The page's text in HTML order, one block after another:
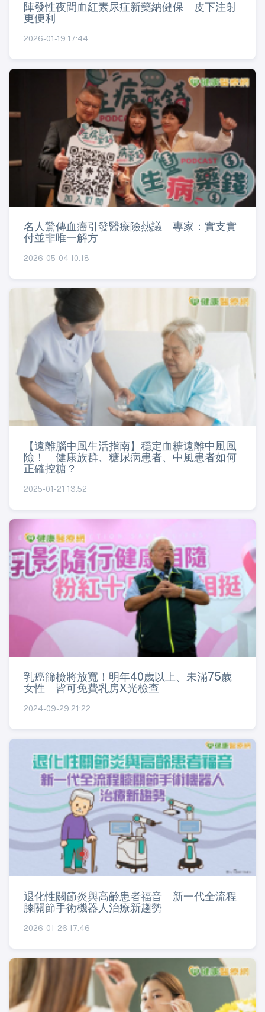
陣發性夜間血紅素尿症新藥納健保 皮下注射
更便利
2026-01-19 17:44
名人驚傳血癌引發醫療險熱議 專家：實支實
付並非唯一解方
2026-05-04 10:18
【遠離腦中風生活指南】穩定血糖遠離中風風
險！ 健康族群、糖尿病患者、中風患者如何
正確控糖？
2025-01-21 13:52
乳癌篩檢將放寬！明年40歲以上、未滿75歲
女性 皆可免費乳房X光檢查
2024-09-29 21:22
退化性關節炎與高齡患者福音 新一代全流程
膝關節手術機器人治療新趨勢
2026-01-26 17:46